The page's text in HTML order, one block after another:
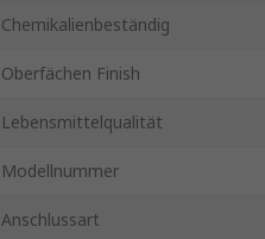
Chemikalienbeständig
Oberfächen Finish
Lebensmittelqualität
Modellnummer
Anschlussart